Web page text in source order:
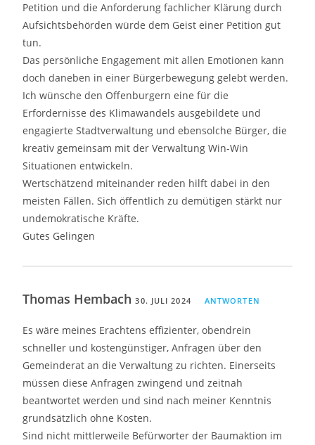
Petition und die Anforderung fachlicher Klärung durch
Aufsichtsbehörden würde dem Geist einer Petition gut
tun.
Das persönliche Engagement mit allen Emotionen kann
doch daneben in einer Bürgerbewegung gelebt werden.
Ich wünsche den Offenburgern eine für die
Erfordernisse des Klimawandels ausgebildete und
engagierte Stadtverwaltung und ebensolche Bürger, die
kreativ gemeinsam mit der Verwaltung Win-Win
Situationen entwickeln.
Wertschätzend miteinander reden hilft dabei in den
meisten Fällen. Sich öffentlich zu demütigen stärkt nur
undemokratische Kräfte.
Gutes Gelingen
Thomas Hembach30. JULI 2024 ANTWORTEN
Es wäre meines Erachtens effizienter, obendrein
schneller und kostengünstiger, Anfragen über den
Gemeinderat an die Verwaltung zu richten. Einerseits
müssen diese Anfragen zwingend und zeitnah
beantwortet werden und sind nach meiner Kenntnis
grundsätzlich ohne Kosten.
Sind nicht mittlerweile Befürworter der Baumaktion im